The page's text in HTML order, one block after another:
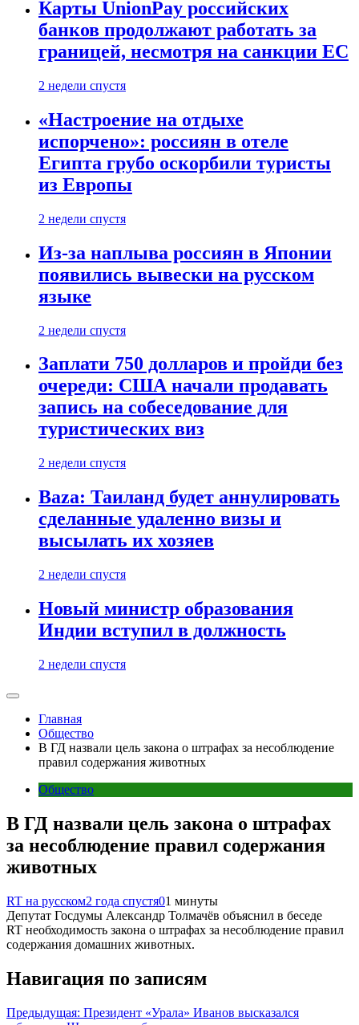
Карты UnionPay российских
банков продолжают работать за
границей, несмотря на санкции ЕС
2 недели спустя
«Настроение на отдыхе
испорчено»: россиян в отеле
Египта грубо оскорбили туристы
из Европы
2 недели спустя
Из-за наплыва россиян в Японии
появились вывески на русском
языке
2 недели спустя
Заплати 750 долларов и пройди без
очереди: США начали продавать
запись на собеседование для
туристических виз
2 недели спустя
Baza: Таиланд будет аннулировать
сделанные удаленно визы и
высылать их хозяев
2 недели спустя
Новый министр образования
Индии вступил в должность
2 недели спустя
Главная
Общество
В ГД назвали цель закона о штрафах за несоблюдение
правил содержания животных
Общество
В ГД назвали цель закона о штрафах
за несоблюдение правил содержания
животных
RT на русском2 года спустя01 минуты
Депутат Госдумы Александр Толмачёв объяснил в беседе
RT необходимость закона о штрафах за несоблюдение правил
содержания домашних животных.
Навигация по записям
Предыдущая: Президент «Урала» Иванов высказался